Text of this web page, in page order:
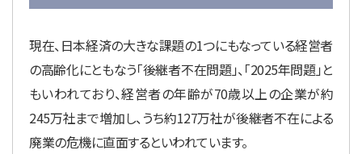
現在、日本経済の大きな課題の1つにもなっている経営者
の高齢化にともなう「後継者不在問題」、「2025年問題」と
もいわれており、経営者の年齢が70歳以上の企業が約
245万社まで増加し、うち約127万社が後継者不在による
廃業の危機に直面するといわれています。